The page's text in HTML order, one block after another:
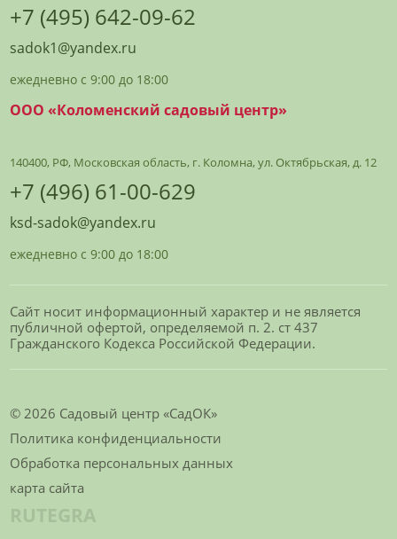
+7 (495) 642-09-62
sadok1@yandex.ru
ежедневно с 9:00 до 18:00
ООО «Коломенский садовый центр»
140400, РФ, Московская область, г. Коломна, ул. Октябрьская, д. 12
+7 (496) 61-00-629
ksd-sadok@yandex.ru
ежедневно с 9:00 до 18:00
Сайт носит информационный характер и не является
публичной офертой, определяемой п. 2. ст 437
Гражданского Кодекса Российской Федерации.
© 2026 Садовый центр «СадОК»
Политика конфиденциальности
Обработка персональных данных
карта сайта
RUTEGRA